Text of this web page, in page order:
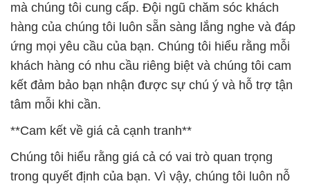
mà chúng tôi cung cấp. Đội ngũ chăm sóc khách
hàng của chúng tôi luôn sẵn sàng lắng nghe và đáp
ứng mọi yêu cầu của bạn. Chúng tôi hiểu rằng mỗi
khách hàng có nhu cầu riêng biệt và chúng tôi cam
kết đảm bảo bạn nhận được sự chú ý và hỗ trợ tận
tâm mỗi khi cần.
**Cam kết về giá cả cạnh tranh**
Chúng tôi hiểu rằng giá cả có vai trò quan trọng
trong quyết định của bạn. Vì vậy, chúng tôi luôn nỗ